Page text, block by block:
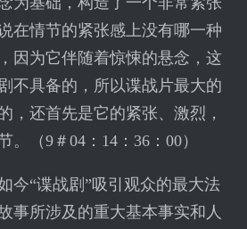
在情节的紧张感上没有哪一种
因为它伴随着惊悚的悬念，这
不具备的，所以谍战片最大的
，还首先是它的紧张、激烈，
（9＃04：14：36：00）
今“谍战剧”吸引观众的最大法
事所涉及的重大基本事实和人